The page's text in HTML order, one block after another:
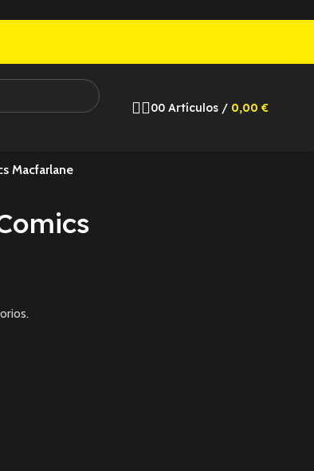
00 Artículos / 0,00 €
Macfarlane